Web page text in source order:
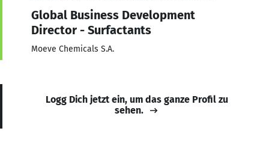
Global Business Development
Director - Surfactants
Moeve Chemicals S.A.
Logg Dich jetzt ein, um das ganze Profil zu
sehen.